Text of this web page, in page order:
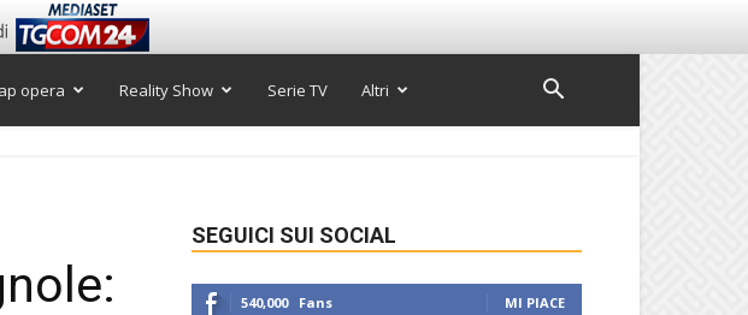
opera Reality Show Serie TV Altri
SEGUICI SUI SOCIAL
540,000 Fans MI PIACE